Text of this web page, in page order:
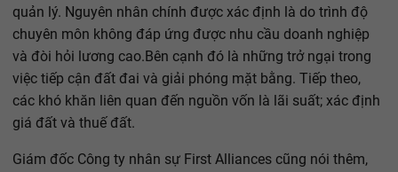
quản lý. Nguyên nhân chính được xác định là do trình độ
chuyên môn không đáp ứng được nhu cầu doanh nghiệp
và đòi hỏi lương cao.Bên cạnh đó là những trở ngại trong
việc tiếp cận đất đai và giải phóng mặt bằng. Tiếp theo,
các khó khăn liên quan đến nguồn vốn là lãi suất; xác định
giá đất và thuế đất.
Giám đốc Công ty nhân sự First Alliances cũng nói thêm,